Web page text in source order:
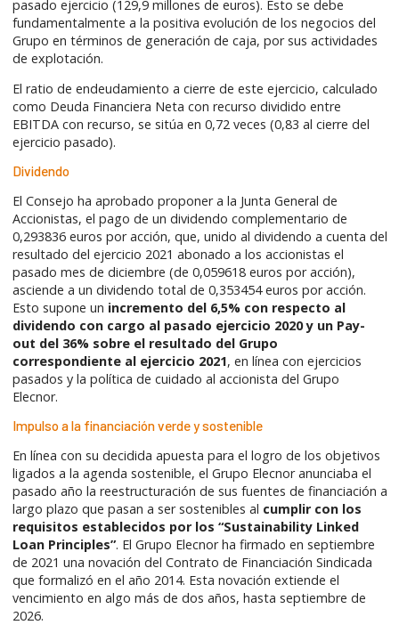
pasado ejercicio (129,9 millones de euros). Esto se debe
fundamentalmente a la positiva evolución de los negocios del
Grupo en términos de generación de caja, por sus actividades
de explotación.
El ratio de endeudamiento a cierre de este ejercicio, calculado
como Deuda Financiera Neta con recurso dividido entre
EBITDA con recurso, se sitúa en 0,72 veces (0,83 al cierre del
ejercicio pasado).
Dividendo
El Consejo ha aprobado proponer a la Junta General de
Accionistas, el pago de un dividendo complementario de
0,293836 euros por acción, que, unido al dividendo a cuenta del
resultado del ejercicio 2021 abonado a los accionistas el
pasado mes de diciembre (de 0,059618 euros por acción),
asciende a un dividendo total de 0,353454 euros por acción.
Esto supone un incremento del 6,5% con respecto al
dividendo con cargo al pasado ejercicio 2020 y un Pay-
out del 36% sobre el resultado del Grupo
correspondiente al ejercicio 2021, en línea con ejercicios
pasados y la política de cuidado al accionista del Grupo
Elecnor.
Impulso a la financiación verde y sostenible
En línea con su decidida apuesta para el logro de los objetivos
ligados a la agenda sostenible, el Grupo Elecnor anunciaba el
pasado año la reestructuración de sus fuentes de financiación a
largo plazo que pasan a ser sostenibles al cumplir con los
requisitos establecidos por los “Sustainability Linked
Loan Principles”. El Grupo Elecnor ha firmado en septiembre
de 2021 una novación del Contrato de Financiación Sindicada
que formalizó en el año 2014. Esta novación extiende el
vencimiento en algo más de dos años, hasta septiembre de
2026.